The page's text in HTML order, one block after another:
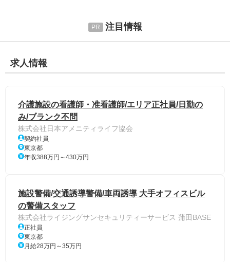
注目情報
求人情報
介護施設の看護師・准看護師/エリア正社員/日勤の
み/ブランク不問
株式会社日本アメニティライフ協会
契約社員
東京都
年収388万円～430万円
施設警備/交通誘導警備/車両誘導 大手オフィスビル
の警備スタッフ
株式会社ライジングサンセキュリティーサービス 蒲田BASE
正社員
東京都
月給28万円～35万円